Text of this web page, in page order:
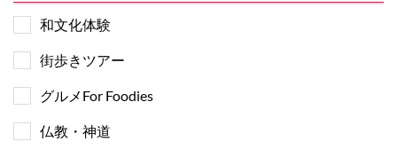
和文化体験
街歩きツアー
グルメFor Foodies
仏教・神道